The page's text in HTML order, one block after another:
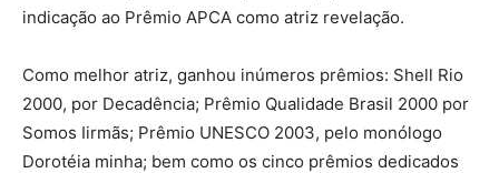
indicação ao Prêmio APCA como atriz revelação.
Como melhor atriz, ganhou inúmeros prêmios: Shell Rio
2000, por Decadência; Prêmio Qualidade Brasil 2000 por
Somos Iirmãs; Prêmio UNESCO 2003, pelo monólogo
Dorotéia minha; bem como os cinco prêmios dedicados